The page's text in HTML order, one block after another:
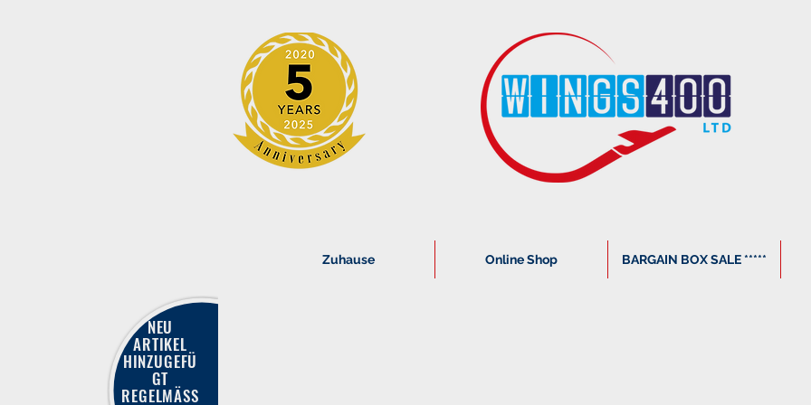
Zuhause Online Shop BARGAIN BOX SALE *****
NEU
ARTIKEL
HINZUGEFÜ
GT
REGELMÄSS